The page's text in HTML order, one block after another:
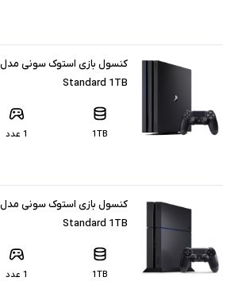
Standard 1TB
1TB 1 عدد
Standard 1TB
1TB 1 عدد